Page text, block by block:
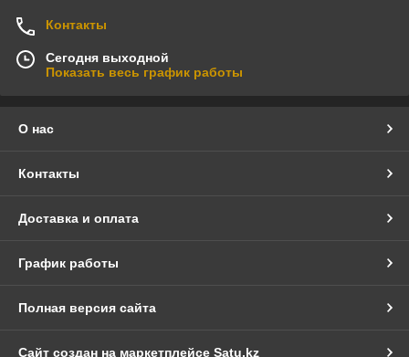
Контакты
Сегодня выходной
Показать весь график работы
О нас
Контакты
Доставка и оплата
График работы
Полная версия сайта
Сайт создан на маркетплейсе Satu.kz